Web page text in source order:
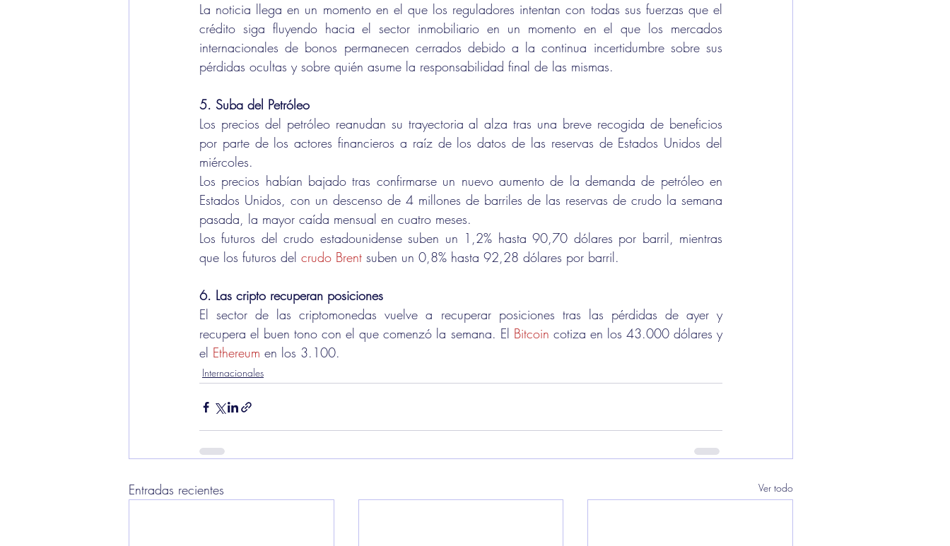
La noticia llega en un momento en el que los reguladores intentan con todas sus fuerzas que el
crédito siga fluyendo hacia el sector inmobiliario en un momento en el que los mercados
internacionales de bonos permanecen cerrados debido a la continua incertidumbre sobre sus
pérdidas ocultas y sobre quién asume la responsabilidad final de las mismas.
5. Suba del Petróleo
Los precios del petróleo reanudan su trayectoria al alza tras una breve recogida de beneficios
por parte de los actores financieros a raíz de los datos de las reservas de Estados Unidos del
miércoles.
Los precios habían bajado tras confirmarse un nuevo aumento de la demanda de petróleo en
Estados Unidos, con un descenso de 4 millones de barriles de las reservas de crudo la semana
pasada, la mayor caída mensual en cuatro meses.
Los futuros del crudo estadounidense suben un 1,2% hasta 90,70 dólares por barril, mientras
que los futuros del crudo Brent suben un 0,8% hasta 92,28 dólares por barril.
6. Las cripto recuperan posiciones
El sector de las criptomonedas vuelve a recuperar posiciones tras las pérdidas de ayer y
recupera el buen tono con el que comenzó la semana. El Bitcoin cotiza en los 43.000 dólares y
el Ethereum en los 3.100.
Internacionales
Entradas recientes Ver todo